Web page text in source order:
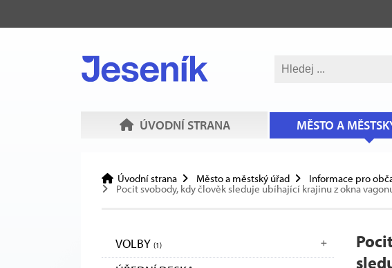
ÚVODNÍ STRANA MĚSTO A
Úvodní strana Město a městský úřad Informace pro
Pocit svobody, kdy člověk sleduje ubíhající krajinu z okna
VOLBY (1)